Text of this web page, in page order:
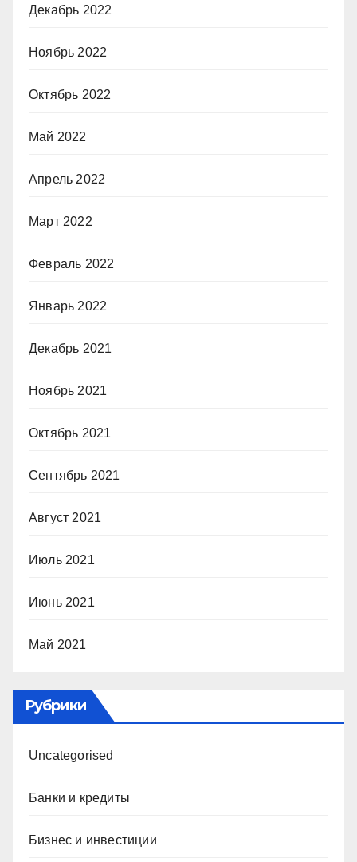
Декабрь 2022
Ноябрь 2022
Октябрь 2022
Май 2022
Апрель 2022
Март 2022
Февраль 2022
Январь 2022
Декабрь 2021
Ноябрь 2021
Октябрь 2021
Сентябрь 2021
Август 2021
Июль 2021
Июнь 2021
Май 2021
Рубрики
Uncategorised
Банки и кредиты
Бизнес и инвестиции